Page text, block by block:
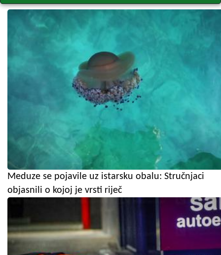
Meduze se pojavile uz istarsku obalu: Stručnjaci
objasnili o kojoj je vrsti riječ